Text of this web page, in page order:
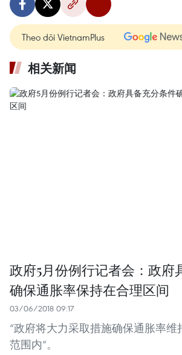
Theo dõi VietnamPlus
相关新闻
政府5月份例行记者会：政府
确保通胀率保持在合理区间
03/06/2018 09:17
“政府将大力采取措施确保通胀率维
范围内”。